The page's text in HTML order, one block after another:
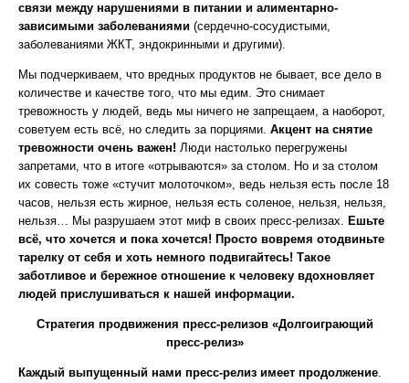
связи между нарушениями в питании и алиментарно-
зависимыми заболеваниями (сердечно-сосудистыми,
заболеваниями ЖКТ, эндокринными и другими).
Мы подчеркиваем, что вредных продуктов не бывает, все дело в
количестве и качестве того, что мы едим. Это снимает
тревожность у людей, ведь мы ничего не запрещаем, а наоборот,
советуем есть всё, но следить за порциями. Акцент на снятие
тревожности очень важен! Люди настолько перегружены
запретами, что в итоге «отрываются» за столом. Но и за столом
их совесть тоже «стучит молоточком», ведь нельзя есть после 18
часов, нельзя есть жирное, нельзя есть соленое, нельзя, нельзя,
нельзя… Мы разрушаем этот миф в своих пресс-релизах. Ешьте
всё, что хочется и пока хочется! Просто вовремя отодвиньте
тарелку от себя и хоть немного подвигайтесь! Такое
заботливое и бережное отношение к человеку вдохновляет
людей прислушиваться к нашей информации.
Стратегия продвижения пресс-релизов «Долгоиграющий
пресс-релиз»
Каждый выпущенный нами пресс-релиз имеет продолжение.